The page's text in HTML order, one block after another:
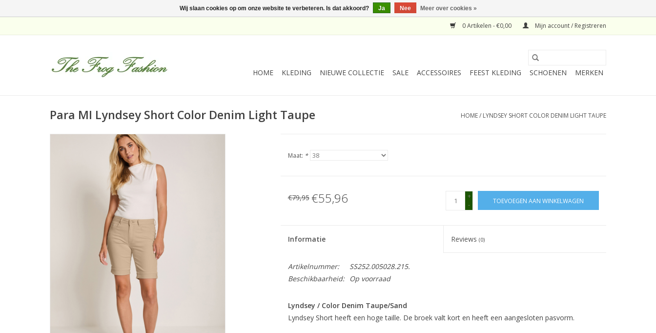
0 Artikelen - €0,00 Mijn account / Registreren
HOME KLEDING NIEUWE COLLECTIE SALE ACCESSOIRES FEEST KLEDING SCHOENEN MERKEN
Para MI Lyndsey Short Color Denim Light Taupe HOME/ LYNDSEY SHORT COLOR DENIM LIGHT TAUPE
Maat: *
€79,95 €55,96
+
-
TOEVOEGEN AAN WINKELWAGEN
Informatie Reviews(0)
Artikelnummer:
SS252.005028.215.
Beschikbaarheid:
Op voorraad
Lyndsey / Color Denim Taupe/Sand
Lyndsey Short heeft een hoge taille. De broek valt kort en heeft een aangesloten pasvorm.
Wij slaan cookies op om onze website te verbeteren. Is dat akkoord? Ja Nee Meer over cookies »